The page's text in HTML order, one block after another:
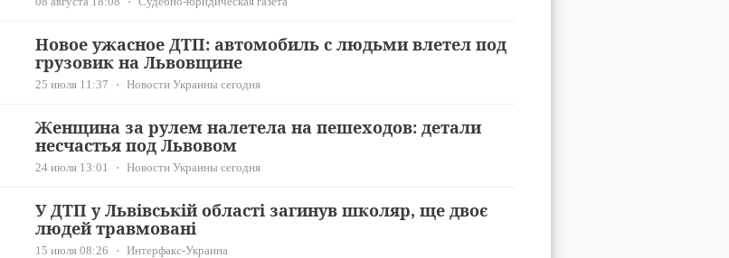
Новое ужасное ДТП: автомобиль с людьми влетел под
грузовик на Львовщине
25 июля 11:37 Новости Украины сегодня
Женщина за рулем налетела на пешеходов: детали
несчастья под Львовом
24 июля 13:01 Новости Украины сегодня
У ДТП у Львівській області загинув школяр, ще двоє
людей травмовані
15 июля 08:26 Интерфакс-Украина